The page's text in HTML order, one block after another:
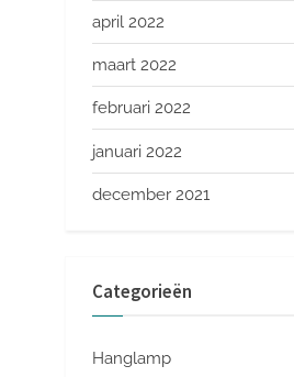
april 2022
maart 2022
februari 2022
januari 2022
december 2021
Categorieën
Hanglamp